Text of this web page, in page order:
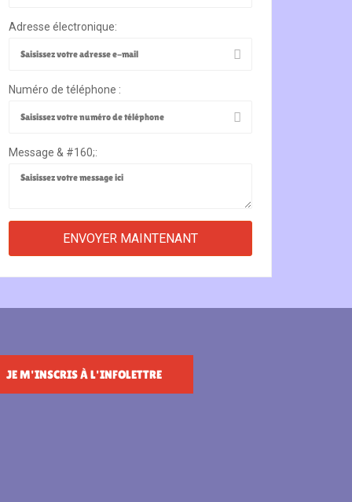
Adresse électronique:
Numéro de téléphone :
Message & #160;:
JE M'INSCRIS À L'INFOLETTRE